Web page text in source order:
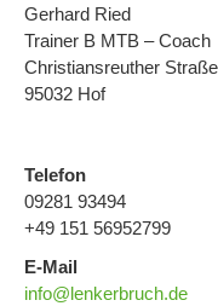
Gerhard Ried
Trainer B MTB – Coach
Christiansreuther
95032 Hof
Telefon
09281 93494
+49 151 56952799
E-Mail
info@lenkerbruch.de